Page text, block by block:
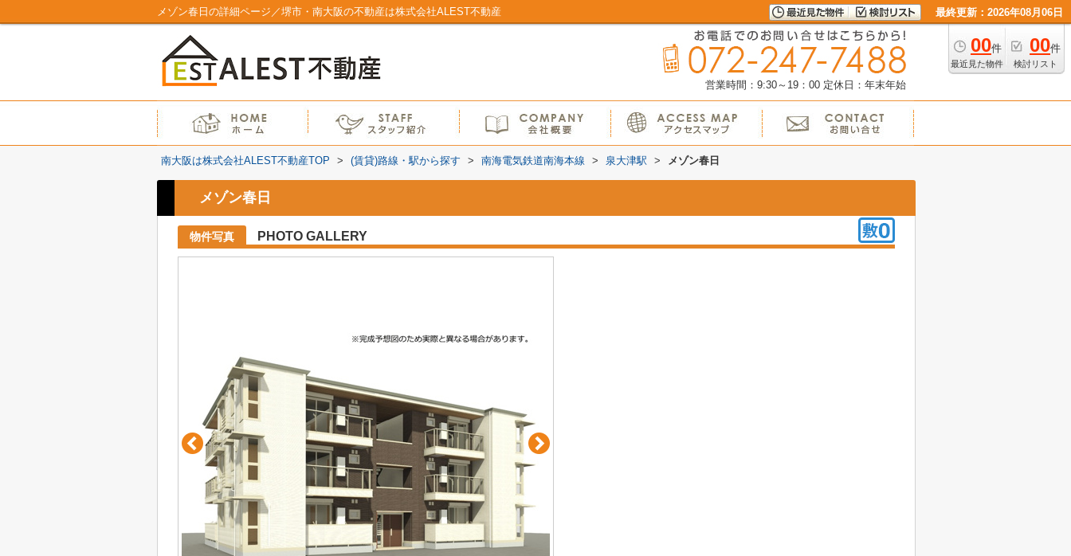
メゾン春日の詳細ページ／堺市・南大阪の不動産は株式会社ALEST不動産 最終更新：2026年08月06日
00件
最近見た物件
00件
検討リスト
営業時間：9:30～19：00 定休日：年末年始
南大阪は株式会社ALEST不動産TOP > (賃貸)路線・駅から探す > 南海電気鉄道南海本線 > 泉大津駅 > メゾン春日
メゾン春日
物件写真 PHOTO GALLERY